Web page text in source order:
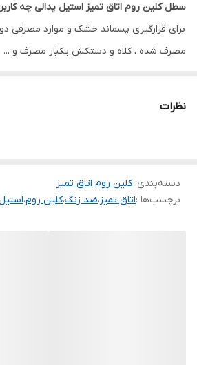
سطل کلین روم اتاق تمیز استیل پدالی چه
برای قرارگیری پسماند خشک و موارد مصرفی
مصرف شده ، کلاه و دستکش یکبار مصرف و ...
با طراحی خاص برای دور کردن و جداسازی
تمیز یا کلین روم
نظرات
دسته‌بندی:کلین روم اتاق تمیز
برچسب‌ها :اتاق تمیز،ضد زنگ،کلین روم،